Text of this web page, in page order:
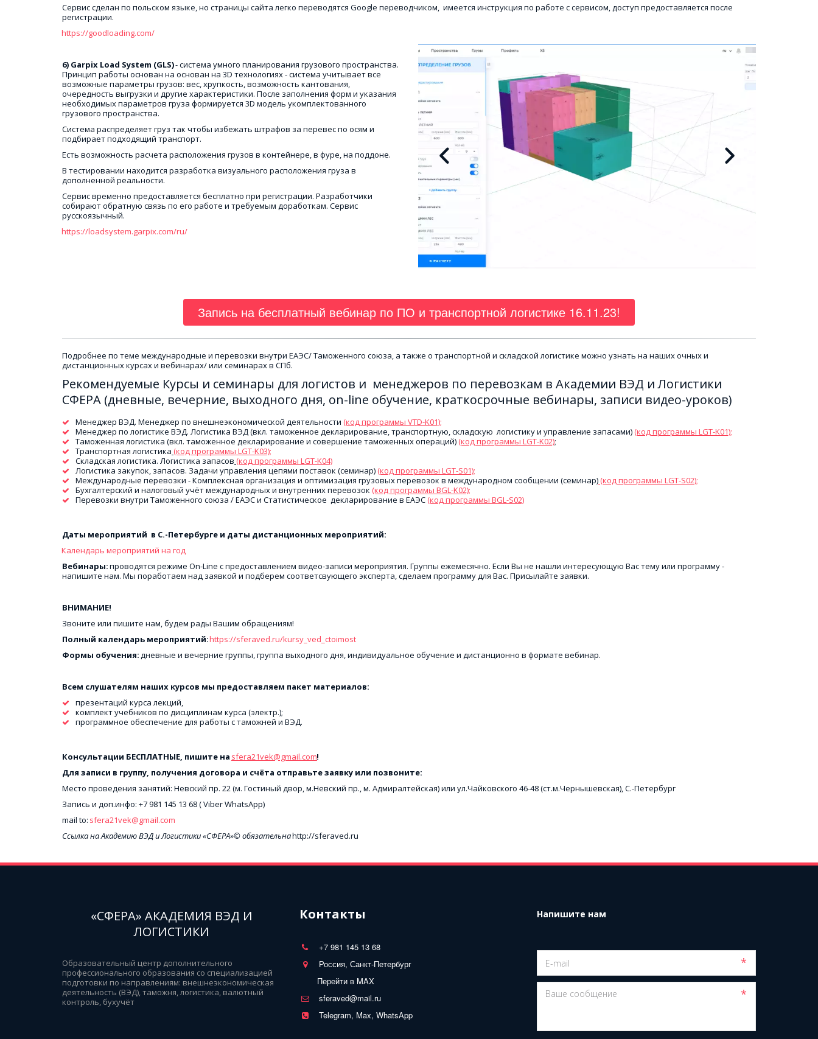
Сервис сделан по польском языке, но страницы сайта легко переводятся Google переводчиком,  имеется инструкция по работе с сервисом, доступ предоставляется после
регистрации.
https://goodloading.com/
6) Garpix Load System (GLS) - система умного планирования грузового пространства.
Принцип работы основан на основан на 3D технологиях - система учитывает все
возможные параметры грузов: вес, хрупкость, возможность кантования,
очередность выгрузки и другие характеристики. После заполнения форм и указания
необходимых параметров груза формируется 3D модель укомплектованного
грузового пространства.
Система распределяет груз так чтобы избежать штрафов за перевес по осям и
подбирает подходящий транспорт.
Есть возможность расчета расположения грузов в контейнере, в фуре, на поддоне.
В тестировании находится разработка визуального расположения груза в
дополненной реальности.
Сервис временно предоставляется бесплатно при регистрации. Разработчики
собирают обратную связь по его работе и требуемым доработкам. Сервис
русскоязычный.
https://loadsystem.garpix.com/ru/
Запись на бесплатный вебинар по ПО и транспортной логистике 16.11.23!
Подробнее по теме международные и перевозки внутри ЕАЭС/ Таможенного союза, а также о транспортной и складской логистике можно узнать на наших очных и
дистанционных курсах и вебинарах/ или семинарах в СПб.
Рекомендуемые Курсы и семинары для логистов и  менеджеров по перевозкам в Академии ВЭД и Логистики
СФЕРА (дневные, вечерние, выходного дня, on-line обучение, краткосрочные вебинары, записи видео-уроков)
Менеджер ВЭД. Менеджер по внешнеэкономической деятельности (код программы VTD-K01);
Менеджер по логистике ВЭД. Логистика ВЭД (вкл. таможенное декларирование, транспортную, складскую  логистику и управление запасами) (код программы LGT-K01);
Таможенная логистика (вкл. таможенное декларирование и совершение таможенных операций) (код программы LGT-K02);
Транспортная логистика (код программы LGT-K03);
Складская логистика. Логистика запасов (код программы LGT-K04)
Логистика закупок, запасов. Задачи управления цепями поставок (семинар) (код программы LGT-S01);
Международные перевозки - Комплексная организация и оптимизация грузовых перевозок в международном сообщении (семинар) (код программы LGT-S02);
Бухгалтерский и налоговый учёт международных и внутренних перевозок (код программы BGL-K02);
Перевозки внутри Таможенного союза / ЕАЭС и Статистическое  декларирование в ЕАЭС (код программы BGL-S02)
Даты мероприятий  в С.-Петербурге и даты дистанционных мероприятий:
Календарь мероприятий на год
Вебинары: проводятся режиме On-Line c предоставлением видео-записи мероприятия. Группы ежемесячно. Если Вы не нашли интересующую Вас тему или программу -
напишите нам. Мы поработаем над заявкой и подберем соответсвующего эксперта, сделаем программу для Вас. Присылайте заявки.
ВНИМАНИЕ!
Звоните или пишите нам, будем рады Вашим обращениям!
Полный календарь мероприятий:https://sferaved.ru/kursy_ved_ctoimost
Формы обучения: дневные и вечерние группы, группа выходного дня, индивидуальное обучение и дистанционно в формате вебинар.
Всем слушателям наших курсов мы предоставляем пакет материалов:
презентаций курса лекций,
комплект учебников по дисциплинам курса (электр.);
программное обеспечение для работы с таможней и ВЭД.
Консультации БЕСПЛАТНЫЕ, пишите на sfera21vek@gmail.com!
Для записи в группу, получения договора и счёта отправьте заявку или позвоните:
Место проведения занятий: Невский пр. 22 (м. Гостиный двор, м.Невский пр., м. Адмиралтейская) или ул.Чайковского 46-48 (ст.м.Чернышевская), С.-Петербург
Запись и доп.инфо: +7 981 145 13 68 ( Viber WhatsApp)
mail to: sfera21vek@gmail.com
Ссылка на Академию ВЭД и Логистики «СФЕРА»© обязательна http://sferaved.ru
«СФЕРА» АКАДЕМИЯ ВЭД И
ЛОГИСТИКИ
Образовательный центр дополнительного
профессионального образования со специализацией
подготовки по направлениям: внешнеэкономическая
деятельность (ВЭД), таможня, логистика, валютный
контроль, бухучёт
Контакты
+7 981 145 13 68
Россия, Санкт-Петербург
Перейти в MAX
sferaved@mail.ru
Telegram, Max, WhatsApp
Напишите нам
*
*